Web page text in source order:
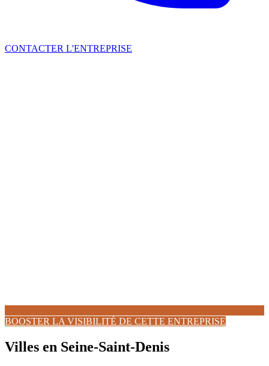
CONTACTER L'ENTREPRISE
BOOSTER LA VISIBILITÉ DE CETTE ENTREPRISE
Villes en Seine-Saint-Denis